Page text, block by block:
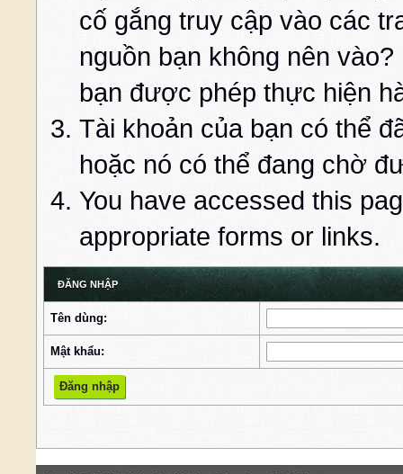
cố gắng truy cập vào các
nguồn bạn không nên
bạn được phép thực hiện
Tài khoản của bạn có thể
hoặc nó có thể đang chờ
You have accessed this
appropriate forms or links.
ĐĂNG NHẬP
Tên dùng:
Mật khẩu: